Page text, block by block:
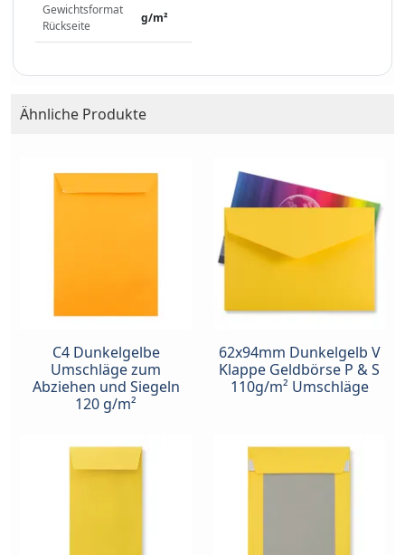
Gewichtsformat
Rückseite
g/m²
Ähnliche Produkte
C4 Dunkelgelbe
Umschläge zum
Abziehen und Siegeln
120 g/m²
62x94mm Dunkelgelb V
Klappe Geldbörse P & S
110g/m² Umschläge